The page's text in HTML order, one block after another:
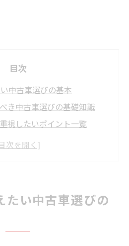
目次
中古車選びの基本
き中古車選びの基礎知識
視したいポイント一覧
と初心者向け注意点
で重要な確認ポイント解説
たい中古車選びの